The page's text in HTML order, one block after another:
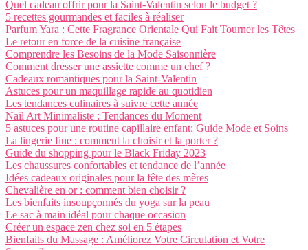
Quel cadeau offrir pour la Saint-Valentin selon le budget ?
5 recettes gourmandes et faciles à réaliser
Parfum Yara : Cette Fragrance Orientale Qui Fait Tourner les Têtes
Le retour en force de la cuisine française
Comprendre les Besoins de la Mode Saisonnière
Comment dresser une assiette comme un chef ?
Cadeaux romantiques pour la Saint-Valentin
Astuces pour un maquillage rapide au quotidien
Les tendances culinaires à suivre cette année
Nail Art Minimaliste : Tendances du Moment
5 astuces pour une routine capillaire enfant: Guide Mode et Soins
La lingerie fine : comment la choisir et la porter ?
Guide du shopping pour le Black Friday 2023
Les chaussures confortables et tendance de l’année
Idées cadeaux originales pour la fête des mères
Chevalière en or : comment bien choisir ?
Les bienfaits insoupçonnés du yoga sur la peau
Le sac à main idéal pour chaque occasion
Créer un espace zen chez soi en 5 étapes
Bienfaits du Massage : Améliorez Votre Circulation et Votre